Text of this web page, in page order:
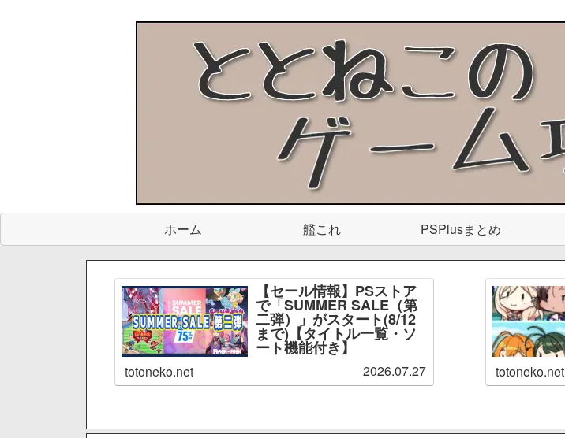
ホーム 艦これ PSPlusまとめ
【セール情報】PSストア
で「SUMMER SALE（第
二弾）」がスタート(8/12
まで)【タイトル一覧・ソ
ート機能付き】
totoneko.net 2026.07.27 totoneko.net